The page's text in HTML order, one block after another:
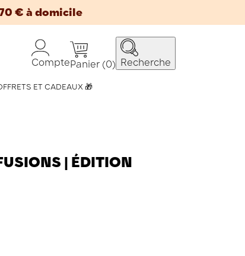
€ à domicile
ComptePanier (0) Recherche
ET CADEAUX 🎁
| ÉDITION